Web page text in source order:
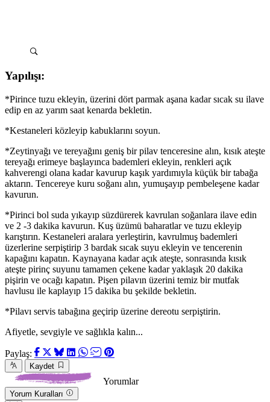
Yapılışı:
*Pirince tuzu ekleyin, üzerini dört parmak aşana kadar sıcak su ilave
edip en az yarım saat kenarda bekletin.
*Kestaneleri közleyip kabuklarını soyun.
*Zeytinyağı ve tereyağını geniş bir pilav tenceresine alın, kısık ateşte
tereyağı erimeye başlayınca bademleri ekleyin, renkleri açık
kahverengi olana kadar kavurup kaşık yardımıyla küçük bir tabağa
aktarın. Tencereye kuru soğanı alın, yumuşayıp pembeleşene kadar
kavurun.
*Pirinci bol suda yıkayıp süzdürerek kavrulan soğanlara ilave edin
ve 2 -3 dakika kavurun. Kuş üzümü baharatlar ve tuzu ekleyip
karıştırın. Kestaneleri aralara yerleştirin, kavrulmuş bademleri
üzerlerine serpiştirip 3 bardak sıcak suyu ekleyin ve tencerenin
kapağını kapatın. Kaynayana kadar açık ateşte, sonrasında kısık
ateşte pirinç suyunu tamamen çekene kadar yaklaşık 20 dakika
pişirin ve ocağı kapatın. Pişen pilavın üzerini temiz bir mutfak
havlusu ile kaplayıp 15 dakika bu şekilde bekletin.
*Pilavı servis tabağına geçirip üzerine dereotu serpiştirin.
Afiyetle, sevgiyle ve sağlıkla kalın...
Paylaş:
Kaydet
Yorumlar
Yorum Kuralları